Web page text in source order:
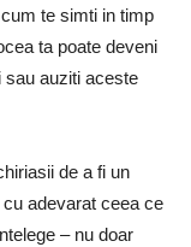
te simti in timp
ta poate deveni
sau auziti aceste
de a fi un
adevarat ceea ce
– nu doar